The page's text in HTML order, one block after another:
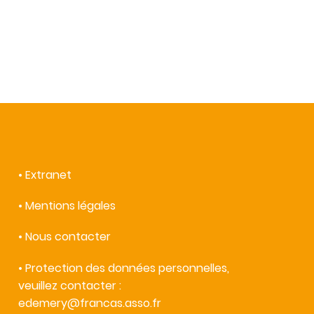
• Extranet
• Mentions légales
• Nous contacter
• Protection des données personnelles,
veuillez contacter :
edemery@francas.asso.fr